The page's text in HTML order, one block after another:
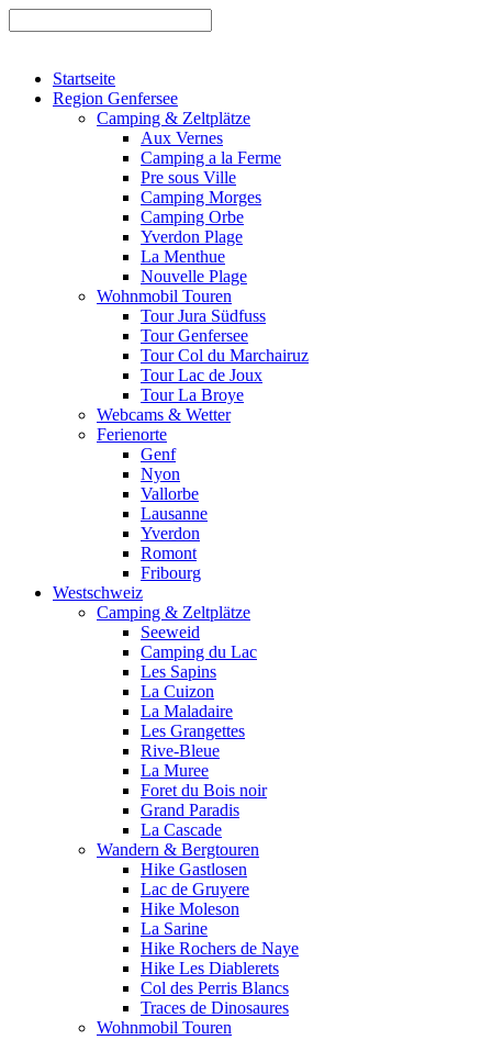
Startseite
Region Genfersee
Camping & Zeltplätze
Aux Vernes
Camping a la Ferme
Pre sous Ville
Camping Morges
Camping Orbe
Yverdon Plage
La Menthue
Nouvelle Plage
Wohnmobil Touren
Tour Jura Südfuss
Tour Genfersee
Tour Col du Marchairuz
Tour Lac de Joux
Tour La Broye
Webcams & Wetter
Ferienorte
Genf
Nyon
Vallorbe
Lausanne
Yverdon
Romont
Fribourg
Westschweiz
Camping & Zeltplätze
Seeweid
Camping du Lac
Les Sapins
La Cuizon
La Maladaire
Les Grangettes
Rive-Bleue
La Muree
Foret du Bois noir
Grand Paradis
La Cascade
Wandern & Bergtouren
Hike Gastlosen
Lac de Gruyere
Hike Moleson
La Sarine
Hike Rochers de Naye
Hike Les Diablerets
Col des Perris Blancs
Traces de Dinosaures
Wohnmobil Touren